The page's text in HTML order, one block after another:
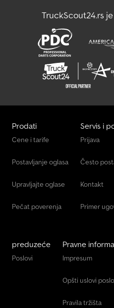
veličina guma) su moguće.
dobiti željenu kamp prikolicu i
BLYSS transporttechnik GmbH
Tel.: BLYSS transporttechnik
Zizen Tel.:
TruckScout24.rs
Prodati
Cene i tarife
Postavljanje oglasa
Upravljajte oglase
Pečat poverenja
Servis i
Prijava
Često
Kontakt
Primer
preduzeće
Poslovi
Pravne
Impresum
Opšti uslovi
Pravila tržišta